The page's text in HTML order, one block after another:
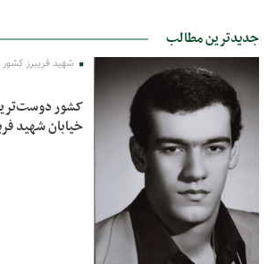
جدیدترین مطالب
شهید فریبرز
کشور
خیابان شهید